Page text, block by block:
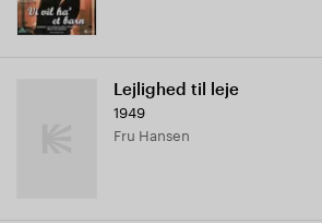
Lejlighed til leje
1949
Fru Hansen